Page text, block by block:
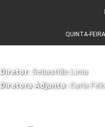
QUINTA-
Diretor: Sebastião Lima
Diretora Adjunta: Carla